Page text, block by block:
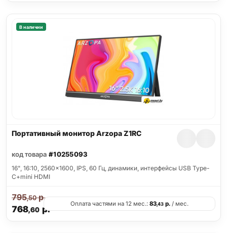
В наличии
Портативный монитор Arzopa Z1RC
код товара #10255093
16", 16:10, 2560x1600, IPS, 60 Гц, динамики, интерфейсы USB Type-
C+mini HDMI
768,60р.
795,50р.
Оплата частями на 12 мес.: 83,43 р. / мес.